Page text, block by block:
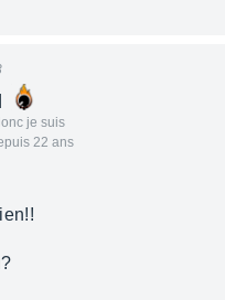
je suis
22 ans